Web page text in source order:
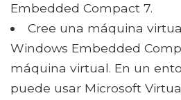
Embedded Compact 7.
Cree una máquina
Windows Embedded
máquina virtual. En un
puede usar Microsoft